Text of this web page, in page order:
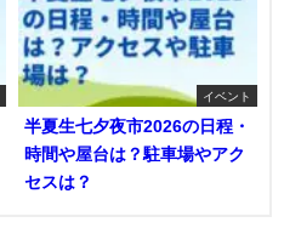
イベント
半夏生七夕夜市2026の日程・
時間や屋台は？駐車場やアク
セスは？